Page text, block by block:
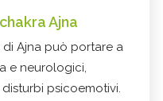
Ajna
Ajna può portare a
e neurologici,
psicoemotivi.